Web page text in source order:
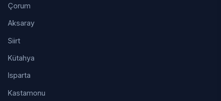
Çorum
Aksaray
Siirt
Kütahya
Isparta
Kastamonu